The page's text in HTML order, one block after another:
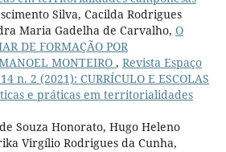
Silva, Cacilda Rodrigues
Maria Gadelha de Carvalho, O
DE FORMAÇÃO POR
MONTEIRO , Revista Espaço
n. 2 (2021): CURRÍCULO E ESCOLAS
e práticas em territorialidades
Souza Honorato, Hugo Heleno
Virgílio Rodrigues da Cunha,